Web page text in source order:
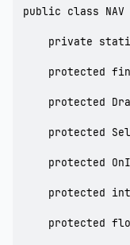
public class NAV
private
protected
protected
protected
protected
protected
protected